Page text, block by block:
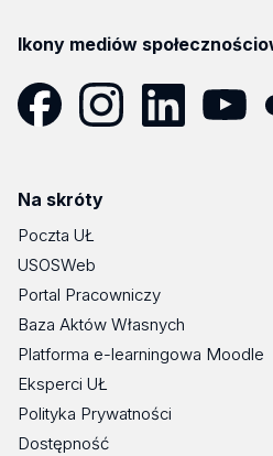
Ikony mediów
Na skróty
Poczta UŁ
USOSWeb
Portal Pracowniczy
Baza Aktów Własnych
Platforma e-learningowa Moodle
Eksperci UŁ
Polityka Prywatności
Dostępność